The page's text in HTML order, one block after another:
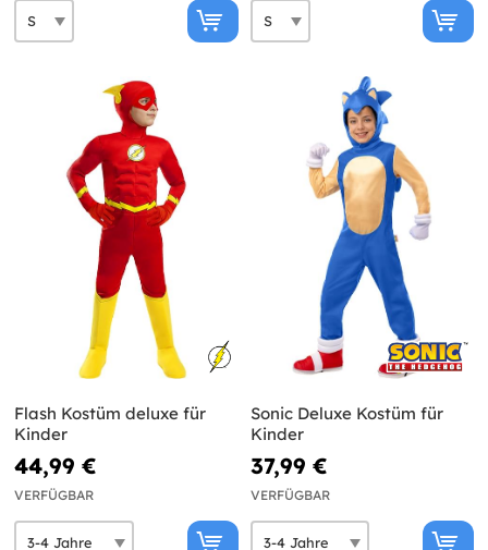
Flash Kostüm deluxe für
Kinder
44,99 €
VERFÜGBAR
Sonic Deluxe Kostüm für
Kinder
37,99 €
VERFÜGBAR